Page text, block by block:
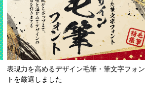
表現力を高めるデザイン毛筆・筆文字フォン
トを厳選しました